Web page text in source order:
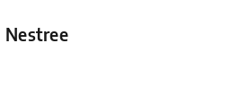
Posted by
Nestree